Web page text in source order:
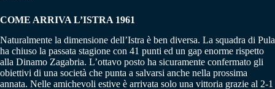
COME ARRIVA L’ISTRA 1961
Naturalmente la dimensione dell’Istra è ben diversa. La squadra di Pula
ha chiuso la passata stagione con 41 punti ed un gap enorme rispetto
alla Dinamo Zagabria. L’ottavo posto ha sicuramente confermato gli
obiettivi di una società che punta a salvarsi anche nella prossima
annata. Nelle amichevoli estive è arrivata solo una vittoria grazie al 2-1